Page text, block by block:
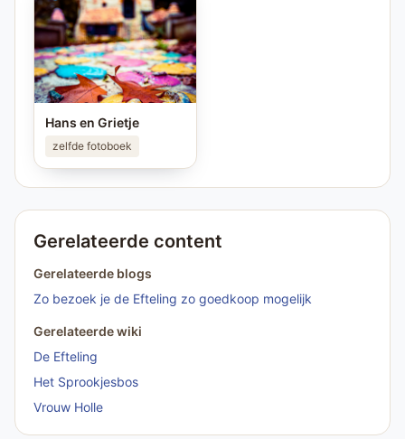
Hans en Grietje
zelfde fotoboek
Gerelateerde content
Gerelateerde blogs
Zo bezoek je de Efteling zo goedkoop mogelijk
Gerelateerde wiki
De Efteling
Het Sprookjesbos
Vrouw Holle